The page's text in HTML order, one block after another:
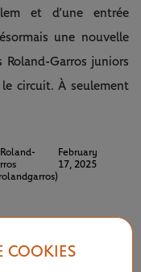
et d’une entrée
une nouvelle
Roland-Garros juniors
circuit. À seulement
February
17, 2025
du public,
COOKIES